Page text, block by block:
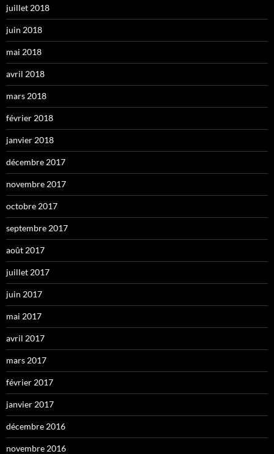
juillet 2018
juin 2018
mai 2018
avril 2018
mars 2018
février 2018
janvier 2018
décembre 2017
novembre 2017
octobre 2017
septembre 2017
août 2017
juillet 2017
juin 2017
mai 2017
avril 2017
mars 2017
février 2017
janvier 2017
décembre 2016
novembre 2016